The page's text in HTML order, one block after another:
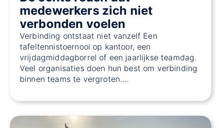
medewerkers zich niet
verbonden voelen
Verbinding ontstaat niet vanzelf Een
tafeltennistoernooi op kantoor, een
vrijdagmiddagborrel of een jaarlijkse teamdag.
Veel organisaties doen hun best om verbinding
binnen teams te vergroten….